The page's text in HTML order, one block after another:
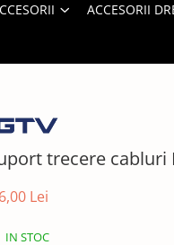
ACCESORII
trecere cabluri
Lei
IN STOC